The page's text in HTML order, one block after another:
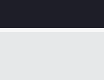
您的购